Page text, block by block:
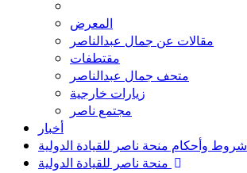
المعرض
مقالات عن جمال عبدالناصر
مقتطفات
متحف جمال عبدالناصر
زيارات خارجية
مجتمع ناصر
أخبار
شروط وأحكام منحة ناصر للقيادة الدولية